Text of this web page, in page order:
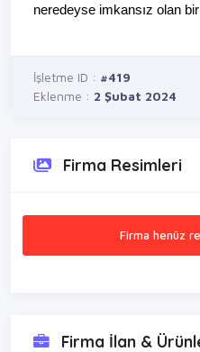
neredeyse imkansız olan
İşletme ID : #419
Eklenme : 2 Şubat 2024
Firma Resimleri
Firma henüz
Firma İlan &